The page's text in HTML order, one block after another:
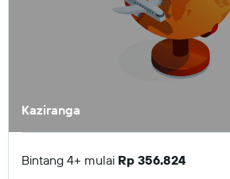
Kaziranga
Bintang 4+ mulai Rp 356.824